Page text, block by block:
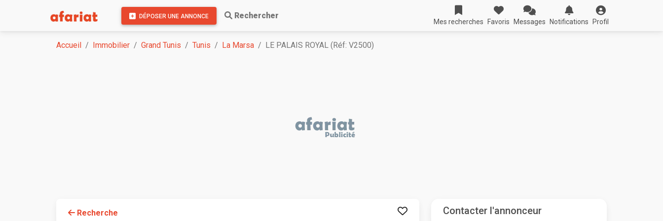
DÉPOSER UNE ANNONCE Rechercher
Mes recherches Favoris Messages Notifications Profil
Accueil Immobilier Grand Tunis Tunis La Marsa LE PALAIS ROYAL (Réf: V2500)
Recherche Contacter l'annonceur